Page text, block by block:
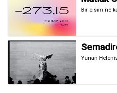
Bir cisim ne
Yunan